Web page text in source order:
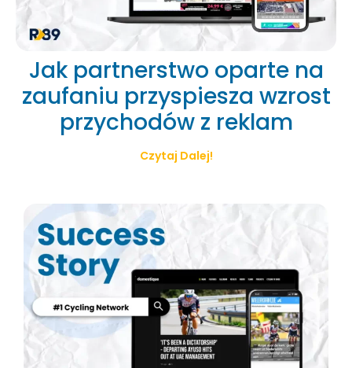
Jak partnerstwo oparte na
zaufaniu przyspiesza wzrost
przychodów z reklam
Czytaj Dalej!